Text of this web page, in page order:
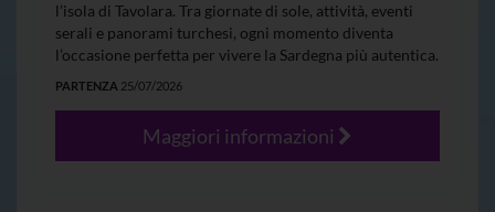
l’isola di Tavolara. Tra giornate di sole, attività, eventi
serali e panorami turchesi, ogni momento diventa
l’occasione perfetta per vivere la Sardegna più autentica.
PARTENZA 25/07/2026
Maggiori informazioni